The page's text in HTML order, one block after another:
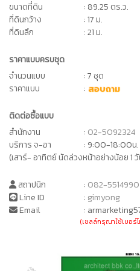
ขนาดที่ดิน
: 89.25 ตร.ว.
ที่ดินกว้าง
: 17 ม.
ที่ดินลึก
: 21 ม.
ราคาแบบครบชุด
จำนวนแบบ
: 7 ชุด
ราคาแบบ
: สอบถาม
ติดต่อซื้อแบบ
สำนักงาน
: 02-5092324
บริการ จ-อา
: 9:00-18:00น.
(เสาร์- อาทิตย์ นัดล่วงหน้าอย่างน้อย 1
สถาปนิก : 082-5514990
Line ID
: gimyong
Email
:
(เซลล์กรุณาใช้เบอร์